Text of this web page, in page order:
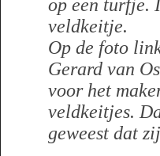
op een turfje.
veldkeitje.
Op de foto
Gerard van
voor het
veldkeitjes.
geweest dat